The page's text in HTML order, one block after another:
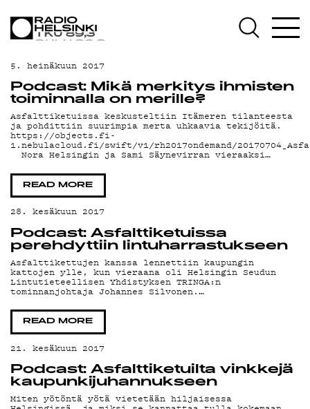
OHJELMAT
TEKIJÄT
ON-DEMAND
PODCAST
MAINOSTA
YHTEYSTIEDOT
G LIVELAB
5. heinäkuun 2017
Podcast: Mikä merkitys ihmisten
toiminnalla on merille?
Asfalttiketuissa keskusteltiin Itämeren tilanteesta
ja pohdittiin suurimpia merta uhkaavia tekijöitä.
https://objects.fi-
1.nebulacloud.fi/swift/v1/rh2017ondemand/
Nora Helsingin ja Sami Säynevirran vieraaksi…
READ MORE
28. kesäkuun 2017
Podcast: Asfalttiketuissa
perehdyttiin lintuharrastukseen
Asfalttikettujen kanssa lennettiin kaupungin
kattojen ylle, kun vieraana oli Helsingin Seudun
Lintutieteellisen Yhdistyksen TRINGA:n
tominnanjohtaja Johannes Silvonen.…
READ MORE
21. kesäkuun 2017
Podcast: Asfalttiketuilta vinkkejä
kaupunkijuhannukseen
Miten yötöntä yötä vietetään hiljaisessa